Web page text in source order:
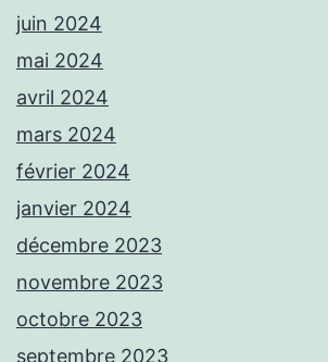
juin 2024
mai 2024
avril 2024
mars 2024
février 2024
janvier 2024
décembre 2023
novembre 2023
octobre 2023
septembre 2023